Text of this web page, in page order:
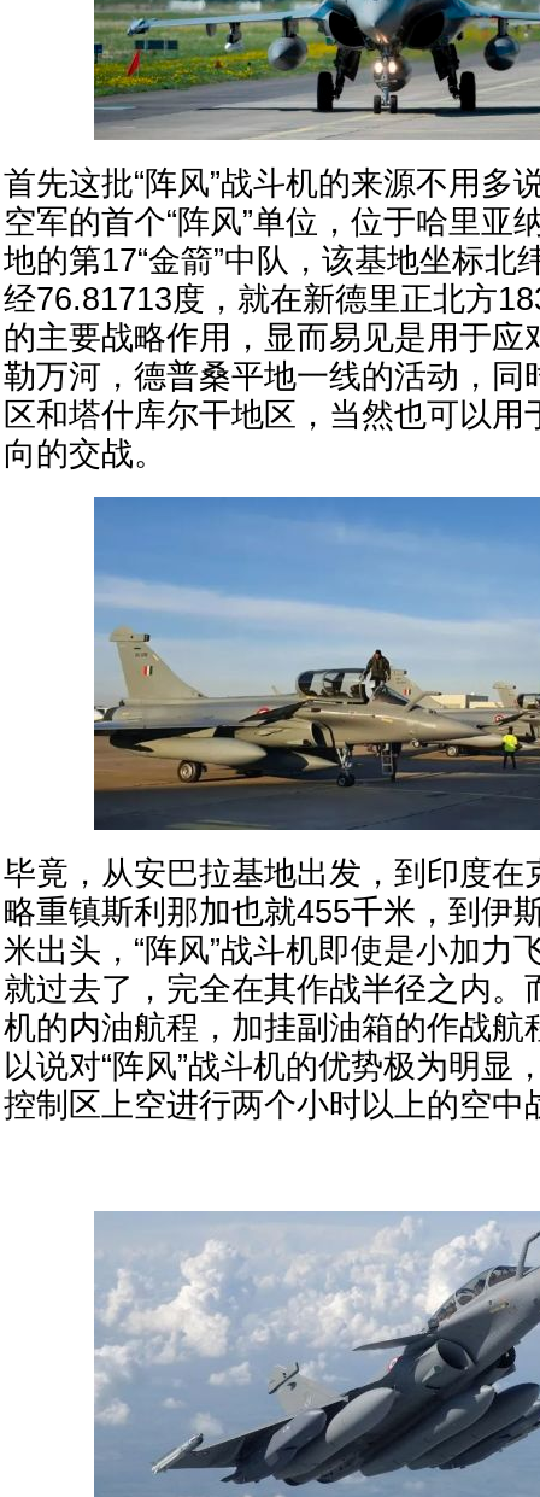
首先这批“阵风”战斗机的来源不用多
空军的首个“阵风”单位，位于哈里亚
地的第17“金箭”中队，该基地坐标北
经76.81713度，就在新德里正北方
的主要战略作用，显而易见是用于应
勒万河，德普桑平地一线的活动，同
区和塔什库尔干地区，当然也可以用
向的交战。
毕竟，从安巴拉基地出发，到印度在
略重镇斯利那加也就455千米，到伊
米出头，“阵风”战斗机即使是小加力
就过去了，完全在其作战半径之内。
机的内油航程，加挂副油箱的作战航
以说对“阵风”战斗机的优势极为明显
控制区上空进行两个小时以上的空中